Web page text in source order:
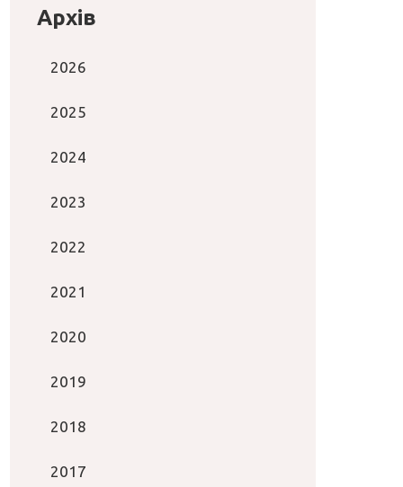
Архів
2026
2025
2024
2023
2022
2021
2020
2019
2018
2017